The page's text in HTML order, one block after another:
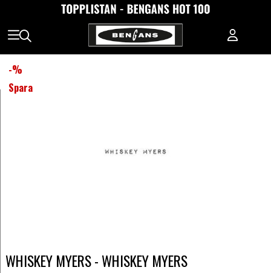
-%
Spara
WHISKEY MYERS - WHISKEY MYERS